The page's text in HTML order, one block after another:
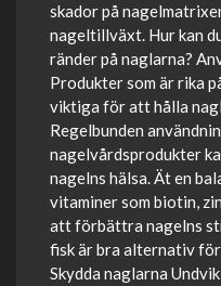
skador på
nageltillväxt. Hur kan
ränder på naglarna?
Produkter som är rika
viktiga för att hålla
Regelbunden
nagelvårdsprodukter
nagelns hälsa. Ät en
vitaminer som biotin,
att förbättra nagelns
fisk är bra alternativ
Skydda naglarna